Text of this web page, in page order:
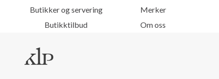
Butikker og servering
Butikktilbud
Merker
Om oss